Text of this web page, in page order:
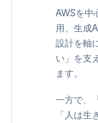
AWSを中
用、生成
設計を軸
い」を支
ます。
一方で、
「人は